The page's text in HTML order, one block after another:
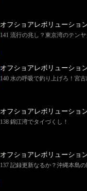
オフショアレボリューショ
141 流行の兆し？東京湾のテン
オフショアレボリューショ
140 水の呼吸で釣り上げろ！宮
オフショアレボリューショ
138 錦江湾でタイづくし！
オフショアレボリューショ
137 記録更新なるか？沖縄本島